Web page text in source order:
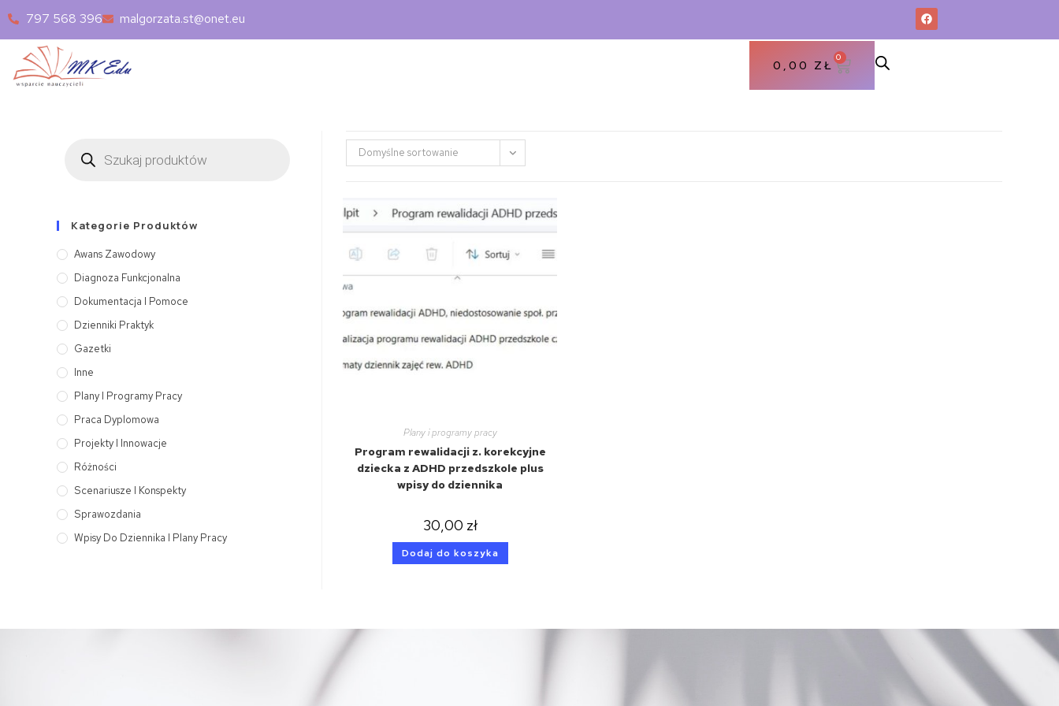
797 568 396 malgorzata.st@onet.eu
0,00 ZŁ
0
Domyślne sortowanie
Plany i programy pracy
Program rewalidacji z. korekcyjne
dziecka z ADHD przedszkole plus
wpisy do dziennika
30,00 zł
Dodaj do koszyka
Kategorie Produktów
Awans Zawodowy
Diagnoza Funkcjonalna
Dokumentacja I Pomoce
Dzienniki Praktyk
Gazetki
Inne
Plany I Programy Pracy
Praca Dyplomowa
Projekty I Innowacje
Różności
Scenariusze I Konspekty
Sprawozdania
Wpisy Do Dziennika I Plany Pracy